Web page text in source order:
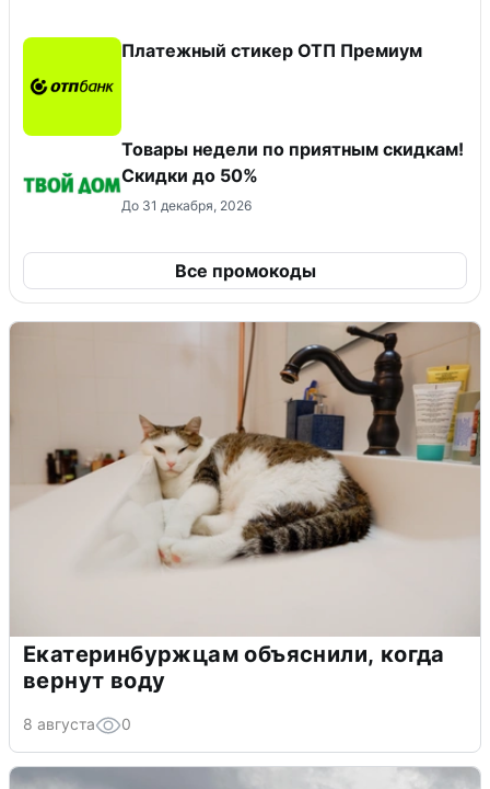
Платежный стикер ОТП Премиум
Товары недели по приятным скидкам!
Скидки до 50%
До 31 декабря, 2026
Все промокоды
Екатеринбуржцам объяснили, когда
вернут воду
8 августа 0